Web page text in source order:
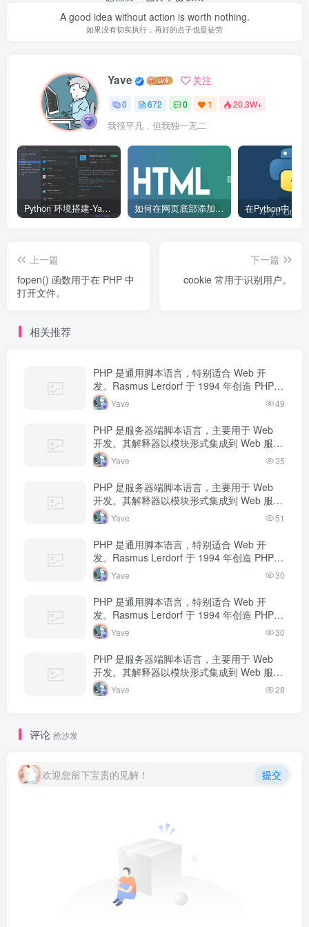
A good idea without action is worth nothing.
如果没有切实执行，再好的点子也是徒劳
Yave 关注
0 672 0 1 20.3W+
我很平凡，但我独一无二
Python 环境搭建-Yave520-专业开发者社区 如何在网页底部添加版权信息？
上一篇
fopen() 函数用于在 PHP 中
打开文件。
下一篇
cookie 常用于识别用户。
相关推荐
PHP 是通用脚本语言，特别适合 Web 开
发。Rasmus Lerdorf 于 1994 年创造 PHP，
最初用于追踪个人简历访问量。如今 PHP 驱
动…
Yave 49
PHP 是服务器端脚本语言，主要用于 Web
开发。其解释器以模块形式集成到 Web 服务
器中，当收到请求时执行 PHP 代码，生成动
态内容返回给客户端。
Yave 35
PHP 是服务器端脚本语言，主要用于 Web
开发。其解释器以模块形式集成到 Web 服务
器中，当收到请求时执行 PHP 代码，生成动
态内容返回给客户端。
Yave 51
PHP 是通用脚本语言，特别适合 Web 开
发。Rasmus Lerdorf 于 1994 年创造 PHP，
最初用于追踪个人简历访问量。如今 PHP 驱
动…
Yave 30
PHP 是通用脚本语言，特别适合 Web 开
发。Rasmus Lerdorf 于 1994 年创造 PHP，
最初用于追踪个人简历访问量。如今 PHP 驱
动…
Yave 30
PHP 是服务器端脚本语言，主要用于 Web
开发。其解释器以模块形式集成到 Web 服务
器中，当收到请求时执行 PHP 代码，生成动
态内容返回给客户端。
Yave 28
评论 抢沙发
欢迎您留下宝贵的见解！ 提交